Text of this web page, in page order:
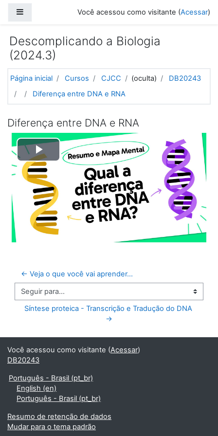
Você acessou como visitante (Acessar)
Descomplicando a Biologia
(2024.3)
Página inicial Cursos CJCC (oculta)
DB20243
Diferença entre DNA e RNA
Diferença entre DNA e RNA
Tocar
Vídeo
← Veja o que você vai aprender...
Seguir para...
Síntese proteica - Transcrição e Tradução do DNA
→
Você acessou como visitante (Acessar)
DB20243
Português - Brasil ‎(pt_br)‎
English ‎(en)‎
Português - Brasil ‎(pt_br)‎
Resumo de retenção de dados
Mudar para o tema padrão